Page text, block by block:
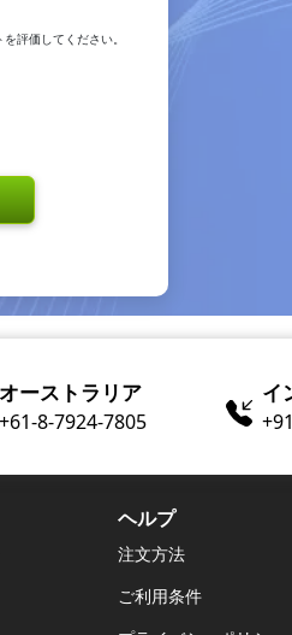
評価してください。
オーストラリア
+61-8-7924​​-7805
イ
ヘルプ
注文方法
ご利用条件